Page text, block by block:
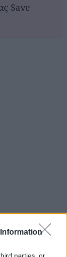
parties, or
Save